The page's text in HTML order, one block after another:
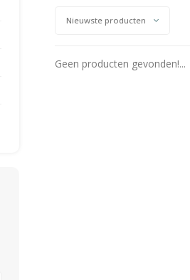
Nieuwste producten
Geen producten gevonden!...